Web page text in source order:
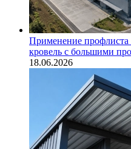
Применение
кровель с большими
18.06.2026